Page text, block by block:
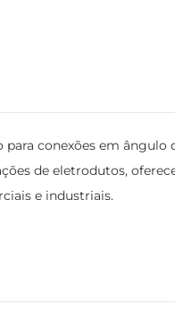
conexões em ângulo
de eletrodutos,
e industriais.